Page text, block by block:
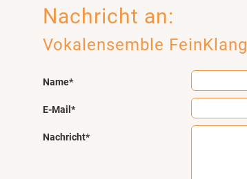
Nachricht an:
Vokalensemble FeinKlang
Name*
E-Mail*
Nachricht*